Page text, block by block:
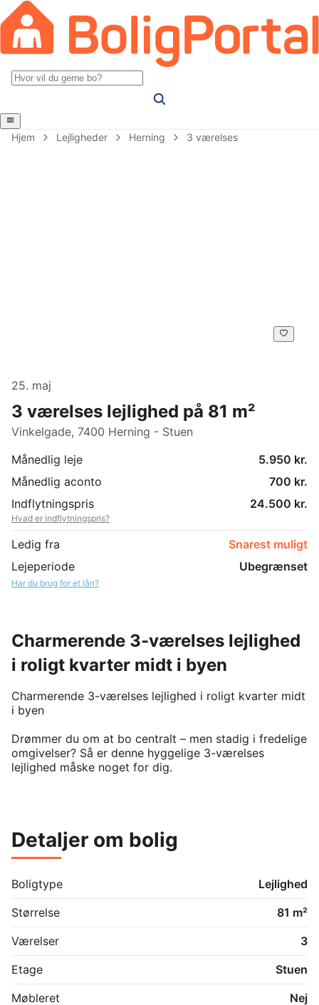
Hjem Lejligheder Herning 3 værelses
25. maj
3 værelses lejlighed på 81 m²
Vinkelgade, 7400 Herning - Stuen
Månedlig leje
5.950 kr.
Månedlig aconto
700 kr.
Indflytningspris
24.500 kr.
Hvad er indflytningspris?
Ledig fra
Snarest muligt
Lejeperiode
Ubegrænset
Har du brug for et lån?
Charmerende 3-værelses lejlighed
i roligt kvarter midt i byen
Charmerende 3-værelses lejlighed i roligt kvarter midt
i byen
Drømmer du om at bo centralt – men stadig i fredelige
omgivelser? Så er denne hyggelige 3-værelses
lejlighed måske noget for dig.
praktisk planløsning, der passer perfekt til både
singler og par.
Som ekstra bonus har ejendommen gode
fællesfaciliteter, herunder eget kælderrum,
cykelparkering samt vaskefaciliteter i kælderen.
fælles have – ideel til afslapning på varme dage.
Gulvene er afhøvlede og lakerede, hvilket giver
boligen et flot og velholdt udtryk.
Detaljer om bolig
Boligtype
Lejlighed
Størrelse
81 m²
Værelser
3
Etage
Stuen
Møbleret
Nej